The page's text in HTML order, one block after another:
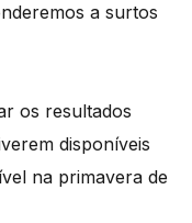
a surtos
os resultados
disponíveis
na primavera de